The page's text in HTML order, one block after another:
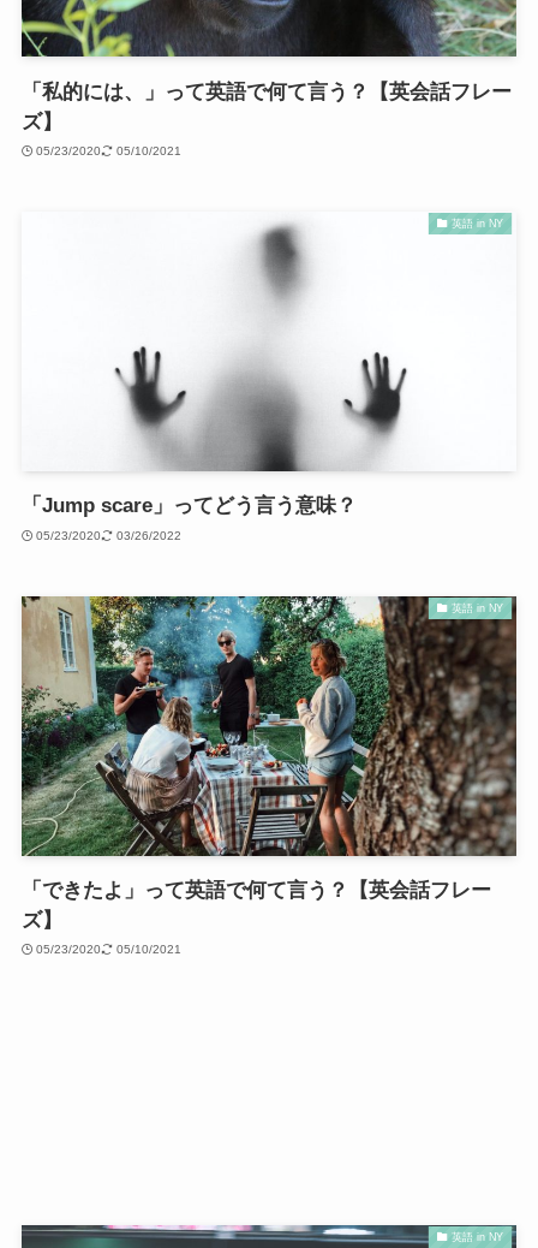
「私的には、」って英語で何て言う？【英会話フレー
ズ】
05/23/2020 05/10/2021
英語 in NY
「Jump scare」ってどう言う意味？
05/23/2020 03/26/2022
英語 in NY
「できたよ」って英語で何て言う？【英会話フレー
ズ】
05/23/2020 05/10/2021
英語 in NY